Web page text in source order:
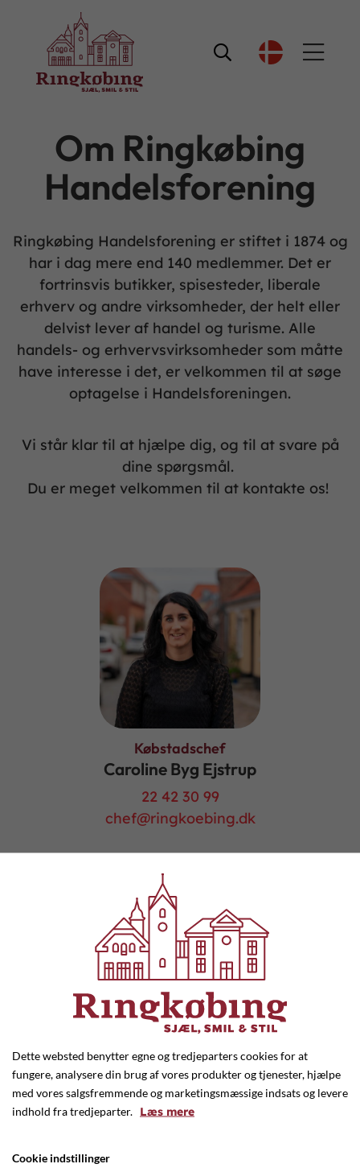

Om Ringkøbing
Handelsforening
Ringkøbing Handelsforening er stiftet i 1874 og
har i dag mere end 140 medlemmer. Det er
fortrinsvis butikker, spisesteder, liberale
erhverv og andre virksomheder, der helt eller
delvist lever af handel og turisme. Alle
handels- og erhvervsvirksomheder som måtte
have interesse i det, er velkommen til at søge
optagelse i Handelsforeningen.
Vi står klar til at hjælpe dig, og til at svare på
dine spørgsmål.
Du er meget velkommen til at kontakte os!
Købstadschef
Caroline Byg Ejstrup
22 42 30 99
chef@ringkoebing.dk
Sekretariatsmedarbejder
Carina Hegested
42 71 96 45
info@ringkoebing.dk
Dette websted benytter egne og tredjeparters cookies for at
fungere, analysere din brug af vores produkter og tjenester, hjælpe
med vores salgsfremmende og marketingsmæssige indsats og levere
indhold fra tredjeparter. Læs mere
Cookie indstillinger